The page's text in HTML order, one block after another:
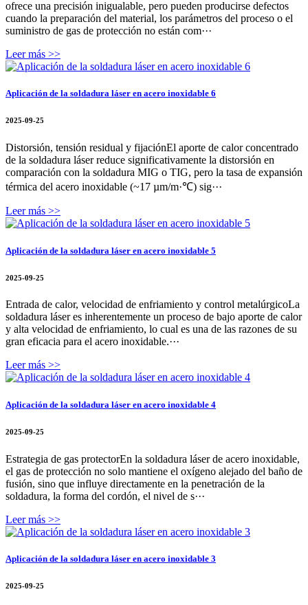
ofrece una precisión inigualable, pero pueden producirse defectos
cuando la preparación del material, los parámetros del proceso o el
suministro de gas de protección no están com···
Leer más >>
Aplicación de la soldadura láser en acero inoxidable 6
2025-09-25
Distorsión, tensión residual y fijaciónEl aporte de calor concentrado
de la soldadura láser reduce significativamente la distorsión en
comparación con la soldadura MIG o TIG, pero la tasa de expansión
térmica del acero inoxidable (~17 µm/m·℃) sig···
Leer más >>
Aplicación de la soldadura láser en acero inoxidable 5
2025-09-25
Entrada de calor, velocidad de enfriamiento y control metalúrgicoLa
soldadura láser es inherentemente un proceso de bajo aporte de calor
y alta velocidad de enfriamiento, lo cual es una de las razones de su
gran eficacia para el acero inoxidable.···
Leer más >>
Aplicación de la soldadura láser en acero inoxidable 4
2025-09-25
Estrategia de gas protectorEn la soldadura láser de acero inoxidable,
el gas de protección no solo mantiene el oxígeno alejado del baño de
fusión, sino que influye directamente en la penetración de la
soldadura, la forma del cordón, el nivel de s···
Leer más >>
Aplicación de la soldadura láser en acero inoxidable 3
2025-09-25